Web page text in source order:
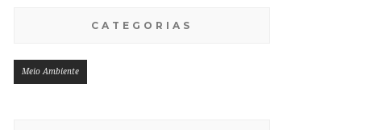
CATEGORIAS
Meio Ambiente